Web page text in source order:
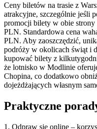
Ceny biletów na trasie z
atrakcyjne, szczególnie jeśli
promocji bilety w obie strony
PLN. Standardowa cena
PLN. Aby zaoszczędzić,
podróży w okolicach świąt i
kupować bilety z
że lotnisko w Modlinie
Chopina, co dodatkowo
dojeżdżających własnym
Praktyczne
1. Odpraw się online –